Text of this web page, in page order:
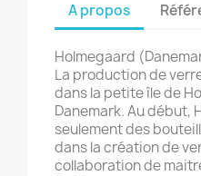
A propos
Holmegaard
La production de
dans la petite île de
Danemark. Au début,
seulement des
dans la création de
collaboration de